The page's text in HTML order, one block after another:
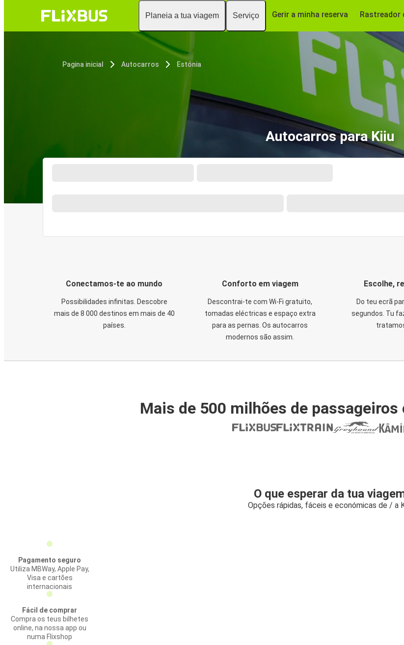
Planeia a tua viagem Serviço Gerir a minha reserva Rastreador
Pagina inicial Autocarros Estónia
Autocarros para Kiiu
Conectamos-te ao mundo
Possibilidades infinitas. Descobre
mais de 8 000 destinos em mais de 40
países.
Conforto em viagem
Descontrai-te com Wi-Fi gratuito,
tomadas eléctricas e espaço extra
para as pernas. Os autocarros
modernos são assim.
Escolhe,
Do teu ecrã
segundos. Tu
Mais de 500 milhões de
O que esperar da tua
Opções rápidas, fáceis e económicas de / a
Pagamento seguro
Utiliza MBWay, Apple Pay,
Visa e cartões
internacionais
Fácil de comprar
Compra os teus bilhetes
online, na nossa app ou
numa Flixshop